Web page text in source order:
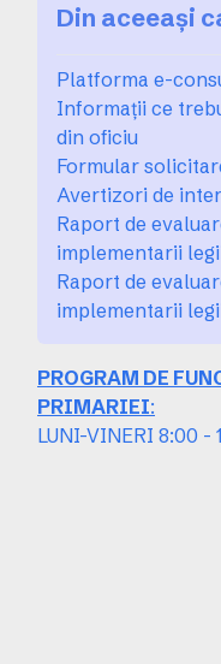
Din aceeași
Platforma e-
Informații ce
din oficiu
Formular
Avertizori de
Raport de
implementarii
Raport de
implementarii
PROGRAM DE
PRIMARIEI:
LUNI-VINERI 8:00 -